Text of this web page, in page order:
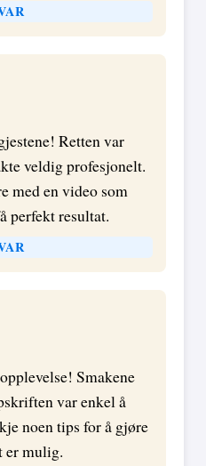
Retten var
veldig profesjonelt.
med en video som
perfekt resultat.
Smakene
var enkel å
noen tips for å gjøre
er mulig.